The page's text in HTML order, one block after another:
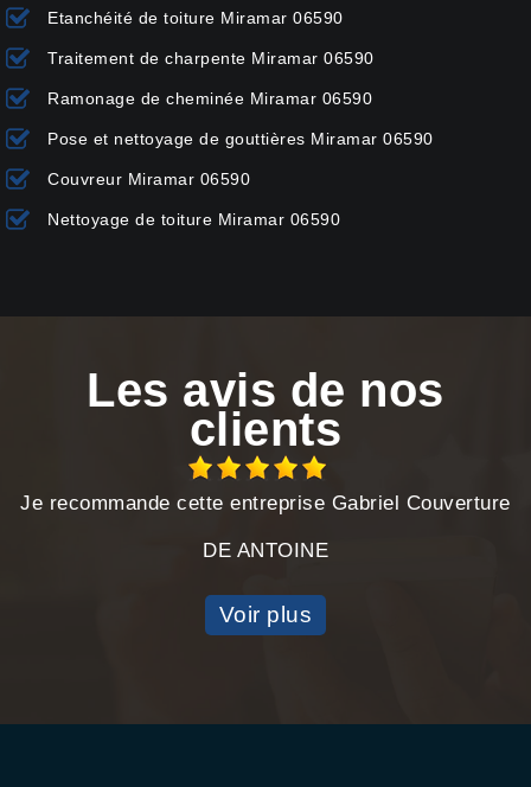
Etanchéité de toiture Miramar 06590
Traitement de charpente Miramar 06590
Ramonage de cheminée Miramar 06590
Pose et nettoyage de gouttières Miramar 06590
Couvreur Miramar 06590
Nettoyage de toiture Miramar 06590
Les avis de nos
clients
Je recommande cette entreprise Gabriel Couverture
DE ANTOINE
Voir plus